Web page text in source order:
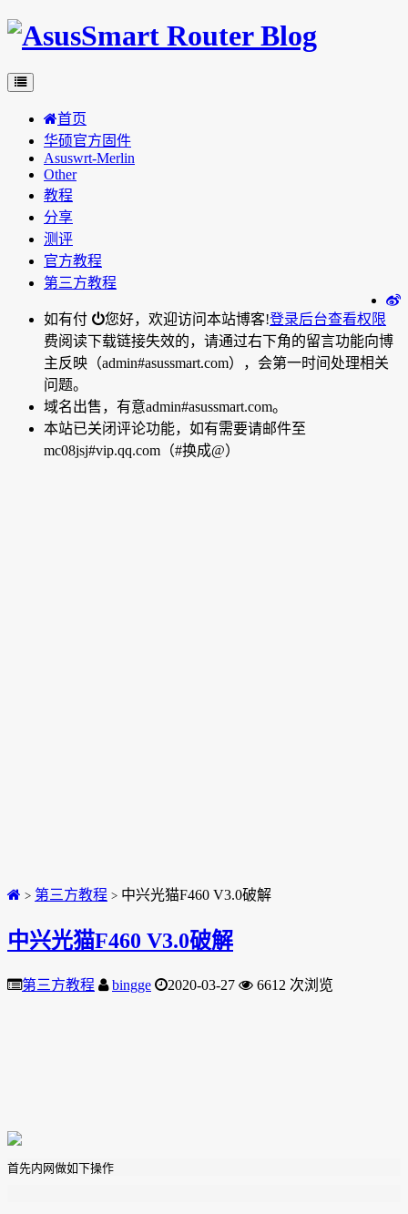
首页
华硕官方固件
Asuswrt-Merlin
Other
教程
分享
测评
官方教程
第三方教程
您好，欢迎访问本站博客!登录后台查看权限
如有付
费阅读下载链接失效的，请通过右下角的留言功能向博
主反映（admin#asussmart.com），会第一时间处理相关
问题。
域名出售，有意admin#asussmart.com。
本站已关闭评论功能，如有需要请邮件至
mc08jsj#vip.qq.com（#换成@）
> 第三方教程 > 中兴光猫F460 V3.0破解
中兴光猫F460 V3.0破解
第三方教程 bingge 2020-03-27 6612 次浏览
首先内网做如下操作